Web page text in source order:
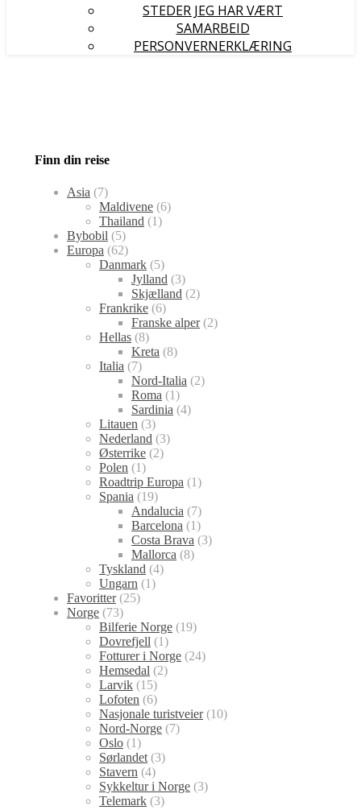
STEDER JEG HAR VÆRT
SAMARBEID
PERSONVERNERKLÆRING
Finn din reise
Asia (7)
Maldivene (6)
Thailand (1)
Bybobil (5)
Europa (62)
Danmark (5)
Jylland (3)
Skjælland (2)
Frankrike (6)
Franske alper(2)
Hellas (8)
Kreta (8)
Italia (7)
Nord-Italia (2)
Roma (1)
Sardinia (4)
Litauen (3)
Nederland (3)
Østerrike (2)
Polen (1)
Roadtrip Europa (1)
Spania (19)
Andalucia (7)
Barcelona (1)
Costa Brava (3)
Mallorca (8)
Tyskland (4)
Ungarn (1)
Favoritter(25)
Norge (73)
Bilferie Norge (19)
Dovrefjell (1)
Fotturer i Norge (24)
Hemsedal (2)
Larvik (15)
Lofoten (6)
Nasjonale turistveier(10)
Nord-Norge (7)
Oslo (1)
Sørlandet (3)
Stavern (4)
Sykkeltur i Norge (3)
Telemark (3)